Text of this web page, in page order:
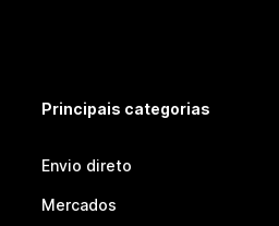
Principais categorias
Envio direto
Mercados